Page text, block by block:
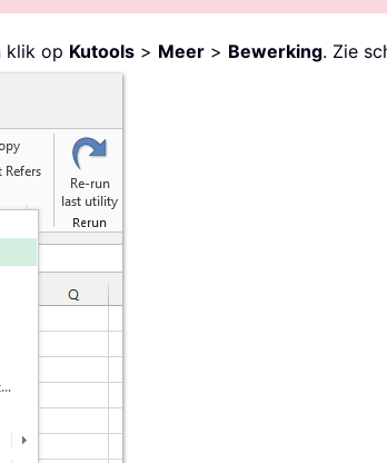
klik op Kutools > Meer > Bewerking. Zie